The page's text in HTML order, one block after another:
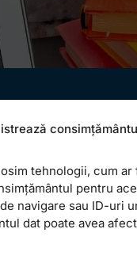
tehnologii, cum
pentru
navigare sau ID-uri
dat poate avea
. Vrem să
pragul,